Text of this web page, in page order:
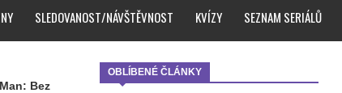
SLEDOVANOST/NÁVŠTĚVNOST KVÍZY SEZNAM SERIÁLŮ
OBLÍBENÉ ČLÁNKY
Bez